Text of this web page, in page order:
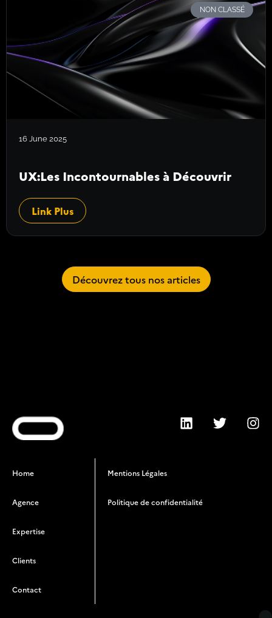
NON CLASSÉ
UX:Les Incontournables à Découvrir
Link Plus
16 June 2025
Découvrez tous nos articles
Home
Agence
Expertise
Clients
Contact
Mentions Légales
Politique de confidentialité